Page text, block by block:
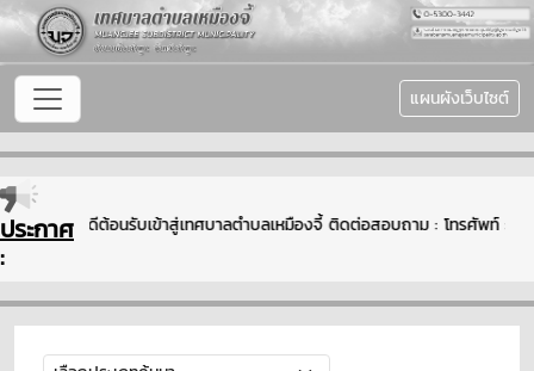
แผนผังเว็บไซต์
ประกาศ
:
ยินดีต้อนรับเข้าสู่เทศบาลตำบลเหมืองจี้ ติดต่อสอบถาม : โทรศัพท์ :